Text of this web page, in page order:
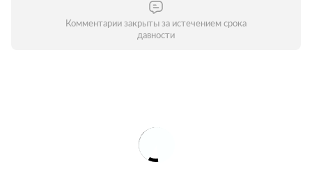
Комментарии закрыты за истечением срока
давности